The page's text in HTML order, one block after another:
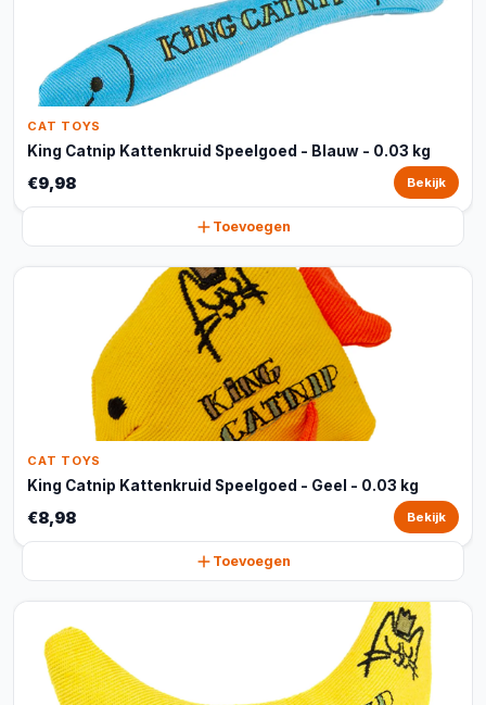
CAT TOYS
King Catnip Kattenkruid Speelgoed - Blauw - 0.03 kg
€9,98 Bekijk
Toevoegen
CAT TOYS
King Catnip Kattenkruid Speelgoed - Geel - 0.03 kg
€8,98 Bekijk
Toevoegen